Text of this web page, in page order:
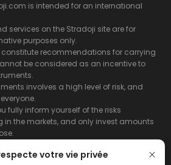
votre vie privée
is intended for an international
services on the Stradoji site are for
purposes only.
recommendations for carrying
be considered as an incentive to
involves a high level of risk, and
fully inform yourself of the risks
the markets, and only invest amounts
guarantee the results or the
based on the information contained on